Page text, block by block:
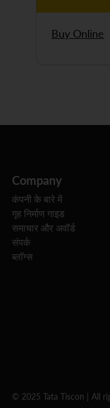
Buy Online
Company
कंपनी के बारे में
गृह निर्माण गाइड
समाचार और अवॉर्ड
संपर्क
ब्लॉग्स
© 2025 Tata Tiscon | All